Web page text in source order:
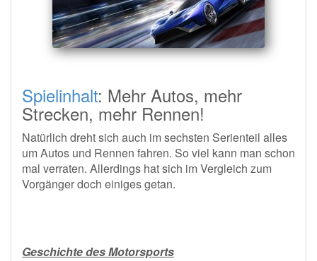
Spielinhalt: Mehr Autos, mehr
Strecken, mehr Rennen!
Natürlich dreht sich auch im sechsten Serienteil alles
um Autos und Rennen fahren. So viel kann man schon
mal verraten. Allerdings hat sich im Vergleich zum
Vorgänger doch einiges getan.
Geschichte des Motorsports